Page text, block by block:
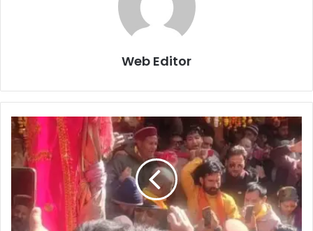
Web Editor
वि
श्व
प्र
सि
य